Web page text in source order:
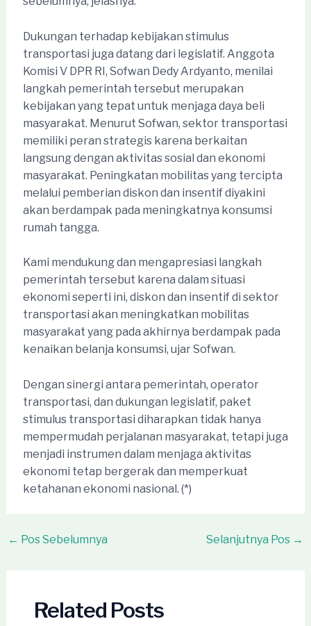
Dukungan terhadap kebijakan stimulus
transportasi juga datang dari legislatif. Anggota
Komisi V DPR RI, Sofwan Dedy Ardyanto, menilai
langkah pemerintah tersebut merupakan
kebijakan yang tepat untuk menjaga daya beli
masyarakat. Menurut Sofwan, sektor transportasi
memiliki peran strategis karena berkaitan
langsung dengan aktivitas sosial dan ekonomi
masyarakat. Peningkatan mobilitas yang tercipta
melalui pemberian diskon dan insentif diyakini
akan berdampak pada meningkatnya konsumsi
rumah tangga.
Kami mendukung dan mengapresiasi langkah
pemerintah tersebut karena dalam situasi
ekonomi seperti ini, diskon dan insentif di sektor
transportasi akan meningkatkan mobilitas
masyarakat yang pada akhirnya berdampak pada
kenaikan belanja konsumsi, ujar Sofwan.
Dengan sinergi antara pemerintah, operator
transportasi, dan dukungan legislatif, paket
stimulus transportasi diharapkan tidak hanya
mempermudah perjalanan masyarakat, tetapi juga
menjadi instrumen dalam menjaga aktivitas
ekonomi tetap bergerak dan memperkuat
ketahanan ekonomi nasional. (*)
Post
← Pos Sebelumnya Selanjutnya Pos →
Related Posts